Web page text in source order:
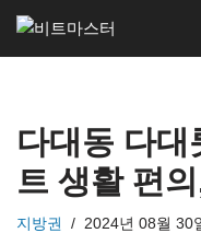
콘
로
너
뛰
다대동 다대
트 생활 편
지방권 2024년 08월 30